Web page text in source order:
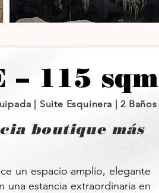
– 115 sqm
| Suite Esquinera | 2 Baños
boutique más
un espacio amplio, elegante
estancia extraordinaria en